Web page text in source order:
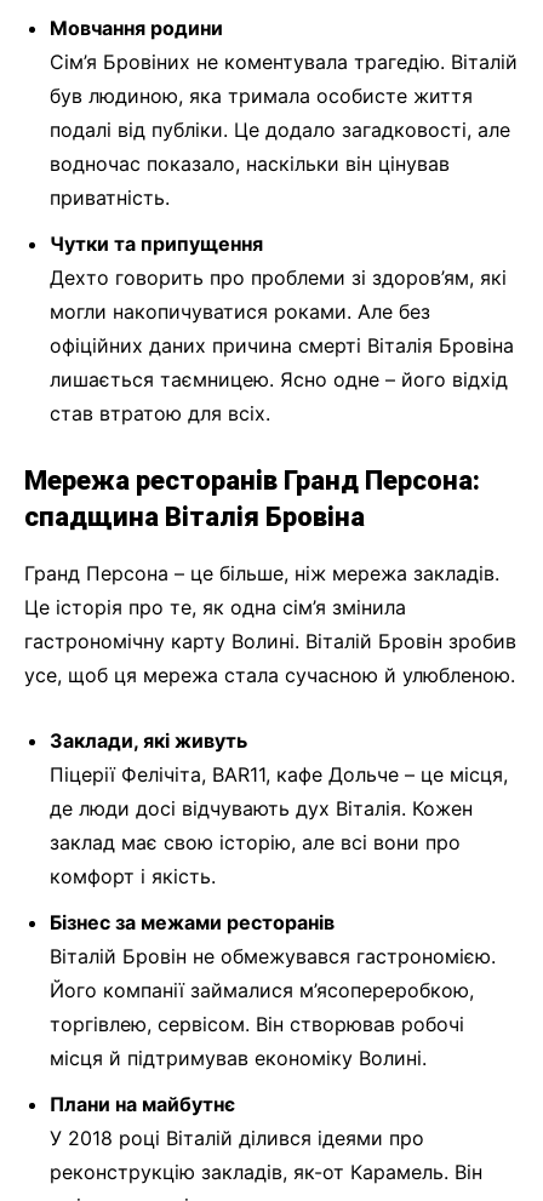
Мовчання родини
Сім’я Бровіних не коментувала трагедію. Віталій
був людиною, яка тримала особисте життя
подалі від публіки. Це додало загадковості, але
водночас показало, наскільки він цінував
приватність.
Чутки та припущення
Дехто говорить про проблеми зі здоров’ям, які
могли накопичуватися роками. Але без
офіційних даних причина смерті Віталія Бровіна
лишається таємницею. Ясно одне – його відхід
став втратою для всіх.
Мережа ресторанів Гранд Персона:
спадщина Віталія Бровіна
Гранд Персона – це більше, ніж мережа закладів.
Це історія про те, як одна сім’я змінила
гастрономічну карту Волині. Віталій Бровін зробив
усе, щоб ця мережа стала сучасною й улюбленою.
Заклади, які живуть
Піцерії Фелічіта, BAR11, кафе Дольче – це місця,
де люди досі відчувають дух Віталія. Кожен
заклад має свою історію, але всі вони про
комфорт і якість.
Бізнес за межами ресторанів
Віталій Бровін не обмежувався гастрономією.
Його компанії займалися м’ясопереробкою,
торгівлею, сервісом. Він створював робочі
місця й підтримував економіку Волині.
Плани на майбутнє
У 2018 році Віталій ділився ідеями про
реконструкцію закладів, як-от Карамель. Він